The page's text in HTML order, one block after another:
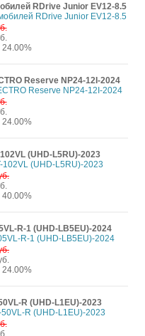
RDrive Junior EV12-8.5
24.00%
Reserve NP24-12I-2024
24.00%
(UHD-L5RU)-2023
40.00%
R-1 (UHD-LB5EU)-2024
24.00%
R (UHD-L1EU)-2023